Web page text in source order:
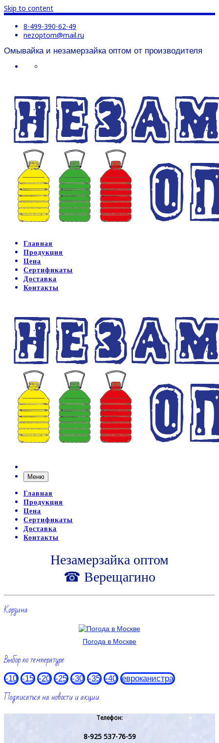
Skip to content
8-499-390-62-49
nezoptom@mail.ru
Омывайка и незамерзайка оптом от производителя
Главная
Продукция
Цена
Сертификаты
Доставка
Контакты
Меню
Главная
Продукция
Цена
Сертификаты
Доставка
Контакты
Незамерзайка оптом
☎ Верещагино
Корзина
Погода в Москве
Выбор по температуре
-10 -15 -20 -25 -30 -35 -40 евроканистра
Подписаться на новости и акции
Телефон:
8-925 537-76-59